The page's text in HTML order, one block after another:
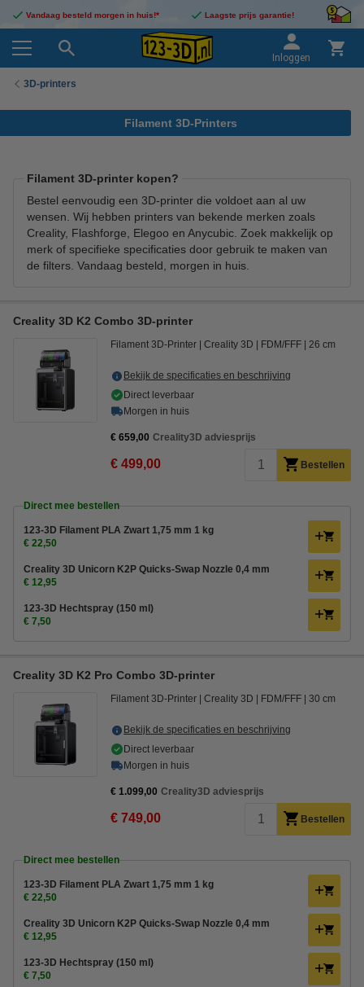
Vandaag besteld morgen in huis!* Laagste prijs garantie!
Inloggen
3D-printers
Filament 3D-Printers
Filament 3D-printer kopen?
Bestel eenvoudig een 3D-printer die voldoet aan al uw
wensen. Wij hebben printers van bekende merken zoals
Creality, Flashforge, Elegoo en Anycubic. Zoek makkelijk op
merk of specifieke specificaties door gebruik te maken van
de filters. Vandaag besteld, morgen in huis.
Creality 3D K2 Combo 3D-printer
Filament 3D-Printer Creality 3D FDM/FFF 26 cm
Bekijk de specificaties en beschrijving
Direct leverbaar
Morgen in huis
€ 659,00 Creality3D adviesprijs
€ 499,00 Bestellen
Direct mee bestellen
123-3D Filament PLA Zwart 1,75 mm 1 kg
€ 22,50
Creality 3D Unicorn K2P Quicks-Swap Nozzle 0,4 mm
€ 12,95
123-3D Hechtspray (150 ml)
€ 7,50
Creality 3D K2 Pro Combo 3D-printer
Filament 3D-Printer Creality 3D FDM/FFF 30 cm
Bekijk de specificaties en beschrijving
Direct leverbaar
Morgen in huis
€ 1.099,00 Creality3D adviesprijs
€ 749,00 Bestellen
Direct mee bestellen
123-3D Filament PLA Zwart 1,75 mm 1 kg
€ 22,50
Creality 3D Unicorn K2P Quicks-Swap Nozzle 0,4 mm
€ 12,95
123-3D Hechtspray (150 ml)
€ 7,50